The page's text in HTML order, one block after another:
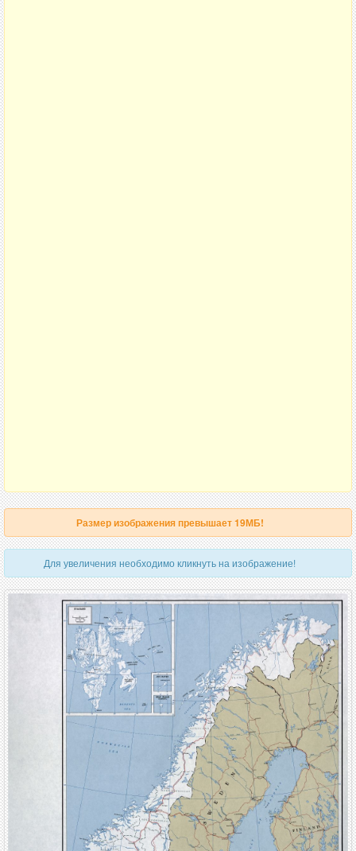
Размер изображения превышает 19МБ!
Для увеличения необходимо кликнуть на изображение!